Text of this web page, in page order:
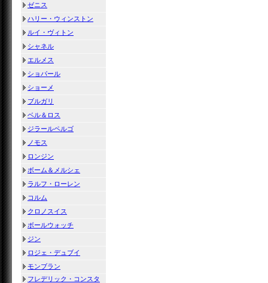
ゼニス
ハリー・ウィンストン
ルイ・ヴィトン
シャネル
エルメス
ショパール
ショーメ
ブルガリ
ベル＆ロス
ジラールペルゴ
ノモス
ロンジン
ボーム＆メルシェ
ラルフ・ローレン
コルム
クロノスイス
ボールウォッチ
ジン
ロジェ・デュブイ
モンブラン
フレデリック・コンスタ